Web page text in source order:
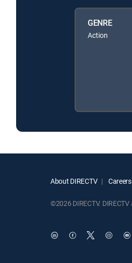
GENRE
Action
About DIRECTV Careers
©2026 DIRECTV.